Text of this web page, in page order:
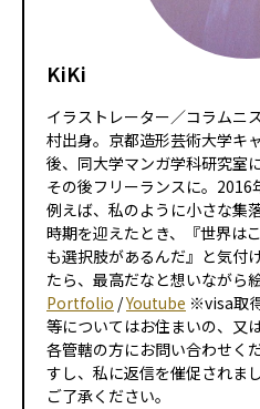
KiKi
イラストレーター／コラムニ
村出身。京都造形芸術大学キ
後、同大学マンガ学科研究室
その後フリーランスに。2016
例えば、私のように小さな集
時期を迎えたとき、『世界は
も選択肢があるんだ』と気付
たら、最高だなと想いながら
Portfolio /Youtube ※visa取
等についてはお住まいの、又
各管轄の方にお問い合わせく
すし、私に返信を催促されま
ご了承ください。